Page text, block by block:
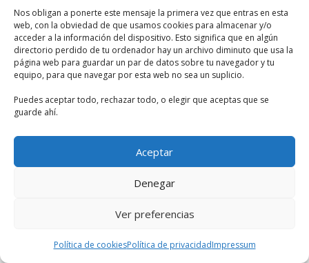
Nos obligan a ponerte este mensaje la primera vez que entras en esta
web, con la obviedad de que usamos cookies para almacenar y/o
acceder a la información del dispositivo. Esto significa que en algún
directorio perdido de tu ordenador hay un archivo diminuto que usa la
página web para guardar un par de datos sobre tu navegador y tu
equipo, para que navegar por esta web no sea un suplicio.
Puedes aceptar todo, rechazar todo, o elegir que aceptas que se
guarde ahí.
Aceptar
Denegar
Ver preferencias
Política de cookiesPolítica de privacidadImpressum
2017 unas guías que redujeron el
umbral para el diagnóstico de
hipertensión a 130/80 mm Hg,
bajando de los anteriores 140/90 mm
Hg.
cifra de las organizaciones europeas